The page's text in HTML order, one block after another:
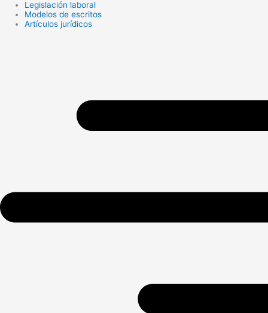
Legislación laboral
Modelos de escritos
Artículos jurídicos